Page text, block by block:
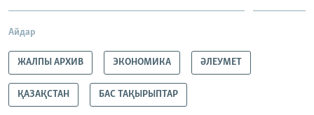
Айдар
ЖАЛПЫ АРХИВ ЭКОНОМИКА ӘЛЕУМЕТ
ҚАЗАҚСТАН БАС ТАҚЫРЫПТАР